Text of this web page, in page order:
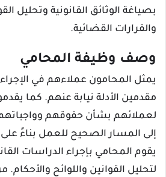
بصياغة الوثائق القانونية وتحليل
والقرارات القضائية.
وصف وظيفة المحامي
يمثل المحامون عملاءهم في
مقدمين الأدلة نيابة عنهم. كما
لعملائهم بشأن حقوقهم وواجباتهم
إلى المسار الصحيح للعمل بناءً
يقوم المحامي بإجراء الدراسات
لتحليل القوانين واللوائح والأحكام.